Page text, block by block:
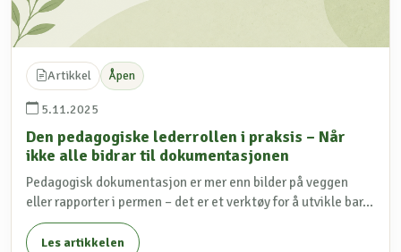
Artikkel Åpen
5.11.2025
Den pedagogiske lederrollen i praksis – Når
ikke alle bidrar til dokumentasjonen
Pedagogisk dokumentasjon er mer enn bilder på veggen
eller rapporter i permen – det er et verktøy for å utvikle bar...
Les artikkelen